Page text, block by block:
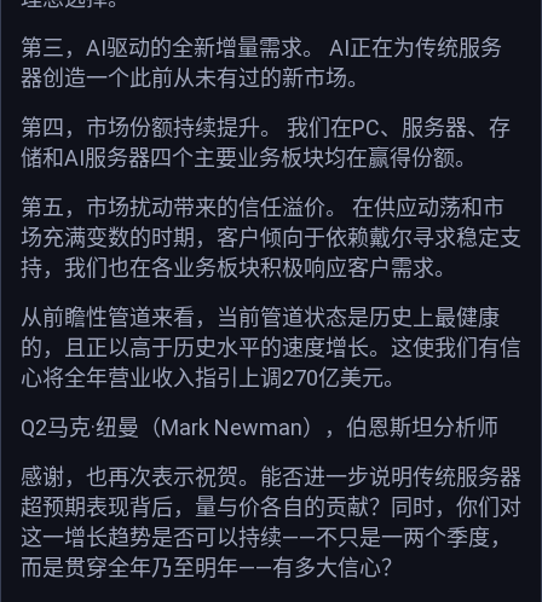
第三，AI驱动的全新增量需求。 AI正在为传统服务
器创造一个此前从未有过的新市场。
第四，市场份额持续提升。 我们在PC、服务器、存
储和AI服务器四个主要业务板块均在赢得份额。
第五，市场扰动带来的信任溢价。 在供应动荡和市
场充满变数的时期，客户倾向于依赖戴尔寻求稳定支
持，我们也在各业务板块积极响应客户需求。
从前瞻性管道来看，当前管道状态是历史上最健康
的，且正以高于历史水平的速度增长。这使我们有信
心将全年营业收入指引上调270亿美元。
Q2马克·纽曼（Mark Newman），伯恩斯坦分析师
感谢，也再次表示祝贺。能否进一步说明传统服务器
超预期表现背后，量与价各自的贡献？同时，你们对
这一增长趋势是否可以持续——不只是一两个季度，
而是贯穿全年乃至明年——有多大信心？